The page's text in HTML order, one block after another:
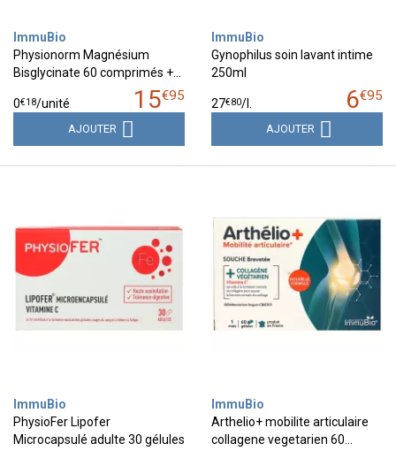
ImmuBio
Physionorm Magnésium
Bisglycinate 60 comprimés +…
15€95
0€18/unité
AJOUTER
ImmuBio
Gynophilus soin lavant intime
250ml
6€95
27€80/
AJOUTER
ImmuBio
PhysioFer Lipofer
Microcapsulé adulte 30 gélules
ImmuBio
Arthelio+ mobilite articulaire
collagene vegetarien 60…